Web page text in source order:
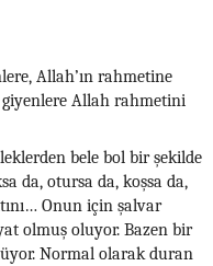
Allah’ın rahmetine
Allah rahmetini
bele bol bir şekilde
da, otursa da, koşsa da,
Onun için şalvar
olmuş oluyor. Bazen bir
Normal olarak duran